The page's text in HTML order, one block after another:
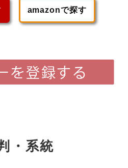
amazonで探す
・系統